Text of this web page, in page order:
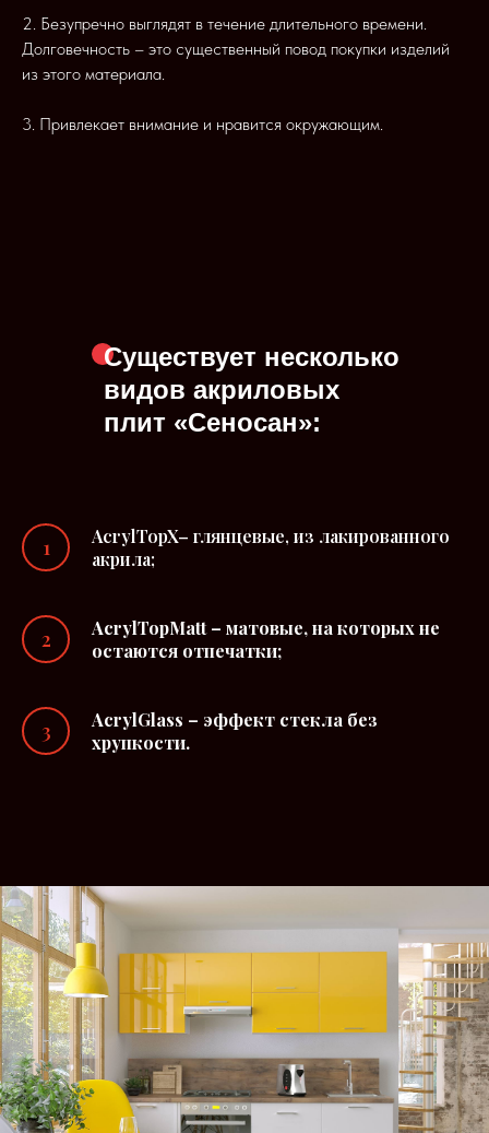
2. Безупречно выглядят в течение длительного времени.
Долговечность – это существенный повод покупки изделий
из этого материала.
3. Привлекает внимание и нравится окружающим.
Существует несколько
видов акриловых
плит «Сеносан»:
AcrylTopX– глянцевые, из лакированного
акрила;
AcrylTopMatt – матовые, на которых не
остаются отпечатки;
AcrylGlass – эффект стекла без
хрупкости.